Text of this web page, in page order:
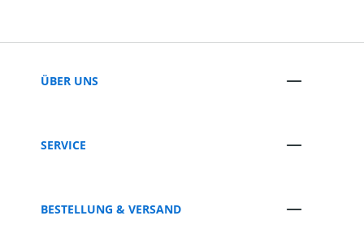
ÜBER UNS
SERVICE
BESTELLUNG & VERSAND